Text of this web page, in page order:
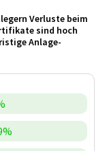
Verluste beim
sind hoch
Anlage­